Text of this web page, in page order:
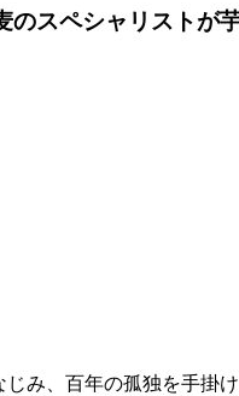
のスペシャリストが
じみ、百年の孤独を手掛